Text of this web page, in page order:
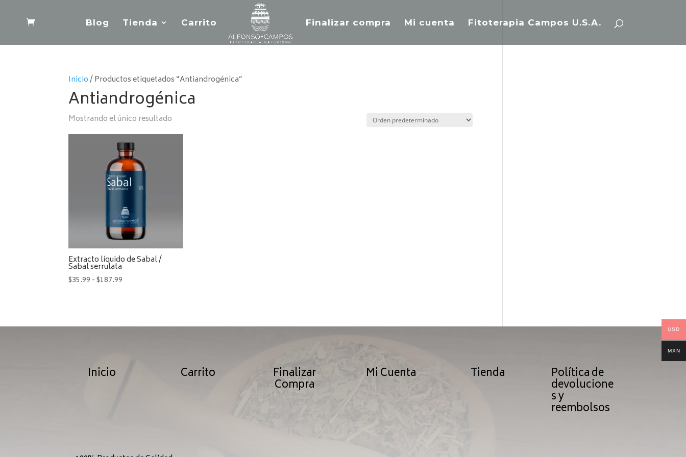
Blog Tienda Carrito Finalizar compra Mi cuenta Fitoterapia Campos U.S.A.
Inicio/ Productos etiquetados “Antiandrogénica”
Antiandrogénica
Mostrando el único resultado
Extracto líquido de Sabal /
Sabal serrulata
$35.99 -$187.99
$35.99
Inicio Carrito Finalizar
Compra
Mi Cuenta Tienda Política de
devolucione
s y
reembolsos
USD
MXN